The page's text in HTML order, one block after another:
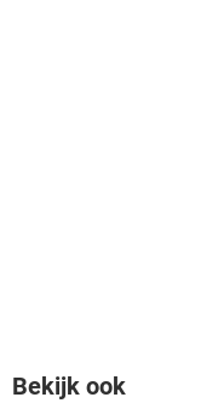
Bekijk ook